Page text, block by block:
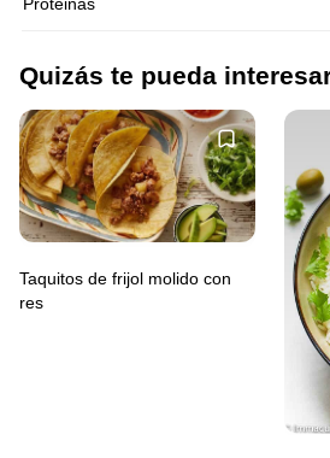
Quizás te pueda
Taquitos de frijol molido con
res